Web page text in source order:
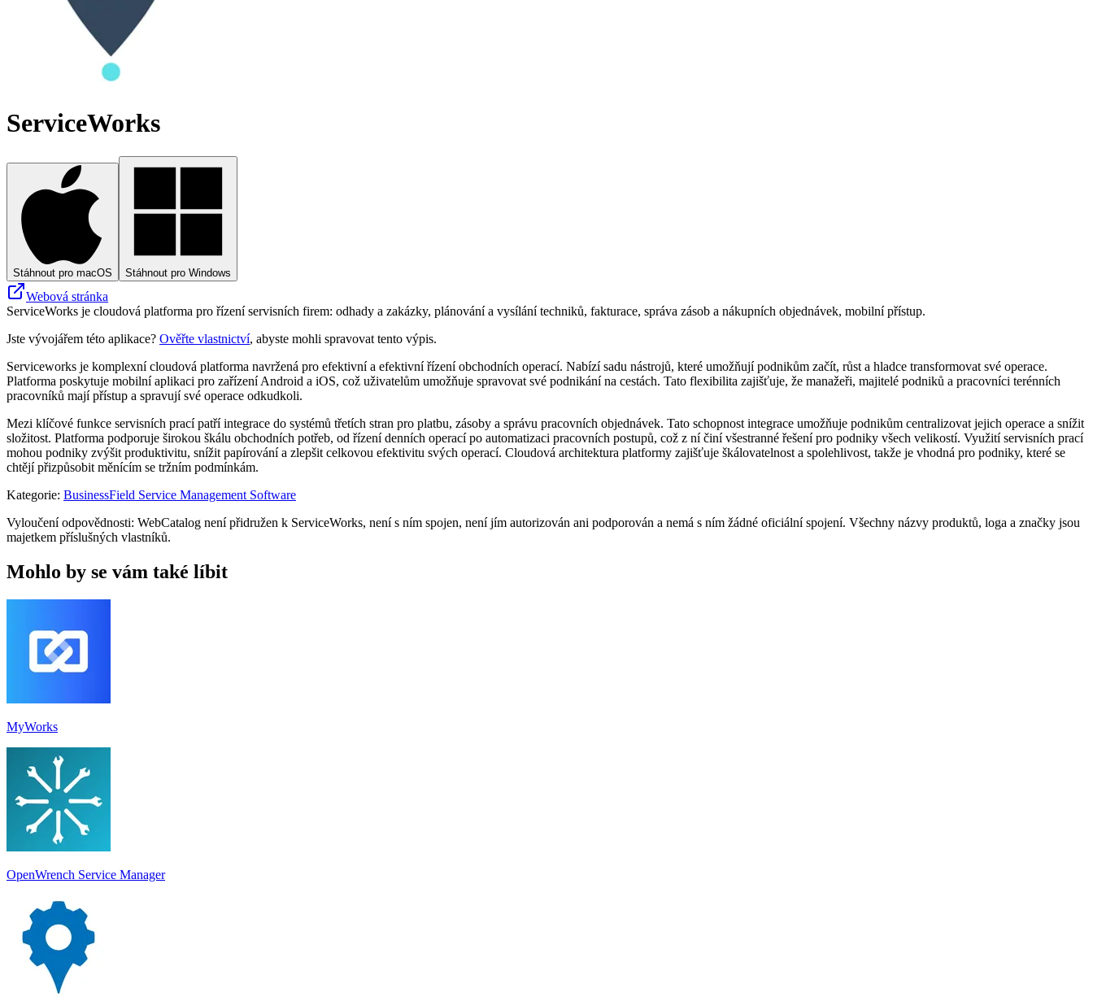
ServiceWorks
Stáhnout pro macOS Stáhnout pro Windows
Webová stránka
ServiceWorks je cloudová platforma pro řízení servisních firem: odhady a zakázky, plánování a vysílání techniků, fakturace, správa zásob a nákupních objednávek, mobilní přístup.
Jste vývojářem této aplikace? Ověřte vlastnictví, abyste mohli spravovat tento výpis.
Serviceworks je komplexní cloudová platforma navržená pro efektivní a efektivní řízení obchodních operací. Nabízí sadu nástrojů, které umožňují podnikům začít, růst a hladce transformovat své operace.
Platforma poskytuje mobilní aplikaci pro zařízení Android a iOS, což uživatelům umožňuje spravovat své podnikání na cestách. Tato flexibilita zajišťuje, že manažeři, majitelé podniků a pracovníci terénních
pracovníků mají přístup a spravují své operace odkudkoli.
Mezi klíčové funkce servisních prací patří integrace do systémů třetích stran pro platbu, zásoby a správu pracovních objednávek. Tato schopnost integrace umožňuje podnikům centralizovat jejich operace a snížit
složitost. Platforma podporuje širokou škálu obchodních potřeb, od řízení denních operací po automatizaci pracovních postupů, což z ní činí všestranné řešení pro podniky všech velikostí. Využití servisních prací
mohou podniky zvýšit produktivitu, snížit papírování a zlepšit celkovou efektivitu svých operací. Cloudová architektura platformy zajišťuje škálovatelnost a spolehlivost, takže je vhodná pro podniky, které se
chtějí přizpůsobit měnícím se tržním podmínkám.
Kategorie: BusinessField Service Management Software
Vyloučení odpovědnosti: WebCatalog není přidružen k ServiceWorks, není s ním spojen, není jím autorizován ani podporován a nemá s ním žádné oficiální spojení. Všechny názvy produktů, loga a značky jsou
majetkem příslušných vlastníků.
Mohlo by se vám také líbit
MyWorks
OpenWrench Service Manager